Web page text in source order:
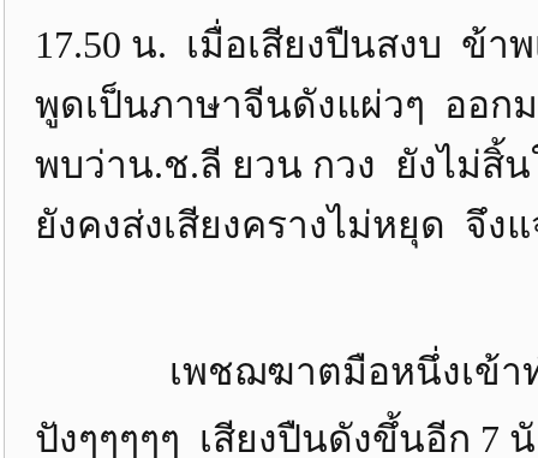
17.50 น. เมื่อเสียงปืนสงบ ข้า
พูดเป็นภาษาจีนดังแผ่วๆ ออก
พบว่าน.ช.ลี ยวน กวง ยังไม่สิ้
ยังคงส่งเสียงครางไม่หยุด จึ
เพชฌฆาตมือหนึ่งเข้าทำห
ปังๆๆๆๆๆ เสียงปืนดังขึ้นอีก